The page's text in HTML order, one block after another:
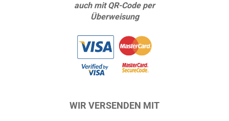
auch mit QR-Code per
Überweisung
WIR VERSENDEN MIT